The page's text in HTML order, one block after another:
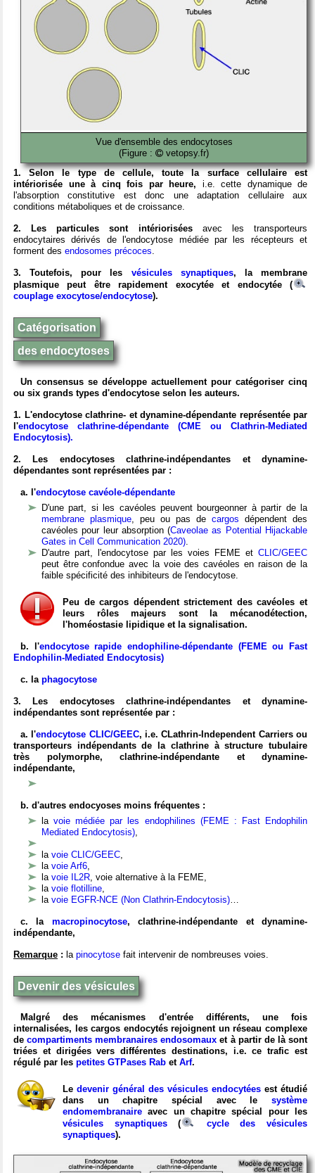
Vue d'ensemble des endocytoses
(Figure :
vetopsy.fr)
1. Selon le type de cellule, toute la surface cellulaire est
intériorisée une à cinq fois par heure, i.e. cette dynamique de
l'absorption constitutive est donc une adaptation cellulaire aux
conditions métaboliques et de croissance.
2. Les particules sont intériorisées avec les transporteurs
endocytaires dérivés de l'endocytose médiée par les récepteurs et
forment des endosomes précoces.
3. Toutefois, pour les vésicules synaptiques, la membrane
plasmique peut être rapidement exocytée et endocytée (
couplage exocytose/endocytose).
Catégorisation
des endocytoses
Un consensus se développe actuellement pour catégoriser cinq
ou six grands types d'endocytose selon les auteurs.
1. L'endocytose clathrine- et dynamine-dépendante représentée par
l'endocytose clathrine-dépendante (CME ou Clathrin-Mediated
Endocytosis).
2. Les endocytoses clathrine-indépendantes et dynamine-
dépendantes sont représentées par :
a. l'endocytose cavéole-dépendante
D'une part, si les cavéoles peuvent bourgeonner à partir de la
membrane plasmique, peu ou pas de cargos dépendent des
cavéoles pour leur absorption (Caveolae as Potential Hijackable
Gates in Cell Communication 2020).
D'autre part, l'endocytose par les voies FEME et CLIC/GEEC
peut être confondue avec la voie des cavéoles en raison de la
faible spécificité des inhibiteurs de l'endocytose.
Peu de cargos dépendent strictement des cavéoles et
leurs rôles majeurs sont la mécanodétection,
l'homéostasie lipidique et la signalisation.
b. l'endocytose rapide endophiline-dépendante (FEME ou Fast
Endophilin-Mediated Endocytosis)
c. la phagocytose
3. Les endocytoses clathrine-indépendantes et dynamine-
indépendantes sont représentée par :
a. l'endocytose CLIC/GEEC, i.e.CLathrin-Independent Carriers ou
transporteurs indépendants de la clathrine à structure tubulaire
très polymorphe, clathrine-indépendante et dynamine-
indépendante,
b. d'autres endocyoses moins fréquentes :
lavoie médiée par les endophilines (FEME : Fast Endophilin
Mediated Endocytosis),
la voie CLIC/GEEC,
la voie Arf6,
la voie IL2R, voie alternative à la FEME,
la voie flotilline,
la voie EGFR-NCE (Non Clathrin-Endocytosis)…
c. la macropinocytose,
clathrine-indépendante et dynamine-
indépendante,
Remarque : la pinocytose fait intervenir de nombreuses voies.
Devenir des vésicules
Malgré des mécanismes d'entrée différents, une fois
internalisées, les cargos endocytés rejoignent un réseau complexe
decompartiments membranaires endosomaux et à partir de là sont
triées et dirigées vers différentes destinations, i.e. ce trafic est
régulé par les petites GTPases Rab et Arf.
Le devenir général des vésicules endocytées est étudié
dans un chapitre spécial avec le système
endomembranaire avec un chapitre spécial pour les
vésicules synaptiques(
cycle des vésicules
synaptiques).